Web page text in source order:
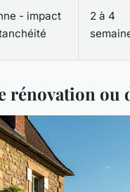
- impact
2 à 4
rénovation ou